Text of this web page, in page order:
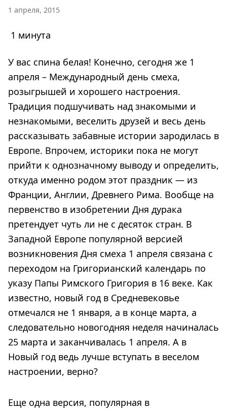
1 апреля, 2015
1 минута
У вас спина белая! Конечно, сегодня же 1
апреля – Международный день смеха,
розыгрышей и хорошего настроения.
Традиция подшучивать над знакомыми и
незнакомыми, веселить друзей и весь день
рассказывать забавные истории зародилась в
Европе. Впрочем, историки пока не могут
прийти к однозначному выводу и определить,
откуда именно родом этот праздник — из
Франции, Англии, Древнего Рима. Вообще на
первенство в изобретении Дня дурака
претендует чуть ли не с десяток стран. В
Западной Европе популярной версией
возникновения Дня смеха 1 апреля связана с
переходом на Григорианский календарь по
указу Папы Римского Григория в 16 веке. Как
известно, новый год в Средневековье
отмечался не 1 января, а в конце марта, а
следовательно новогодняя неделя начиналась
25 марта и заканчивалась 1 апреля. А в
Новый год ведь лучше вступать в веселом
настроении, верно?
Еще одна версия, популярная в